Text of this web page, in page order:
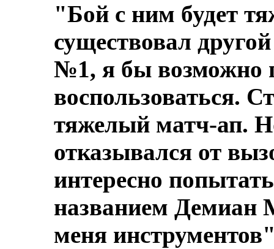
"Бой с ним будет
существовал
№1, я бы возможно
воспользоваться.
тяжелый матч-ап.
отказывался от
интересно
названием Демиан
меня